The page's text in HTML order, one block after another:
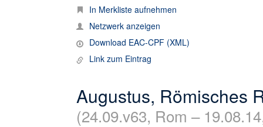
In Merkliste aufnehmen
Netzwerk anzeigen
Download EAC-CPF (XML)
Link zum Eintrag
Augustus, Römisches
(24.09.v63, Rom –